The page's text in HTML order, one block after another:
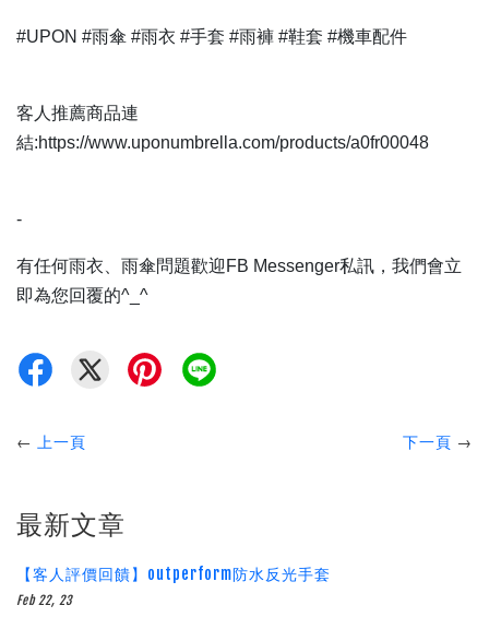
#UPON #雨傘 #雨衣 #手套 #雨褲 #鞋套 #機車配件
客人推薦商品連
結:https://www.uponumbrella.com/products/a0fr00048
-
有任何雨衣、雨傘問題歡迎FB Messenger私訊，我們會立
即為您回覆的^_^
← 上一頁 下一頁 →
最新文章
【客人評價回饋】outperform防水反光手套
Feb 22, 23